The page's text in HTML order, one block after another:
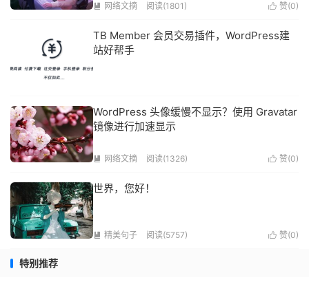
 网络文摘 阅读(1801)  赞(0)
TB Member 会员交易插件，WordPress建
站好帮手
WordPress 头像缓慢不显示？使用 Gravatar
镜像进行加速显示
 网络文摘 阅读(1326)  赞(0)
世界，您好！
 精美句子 阅读(5757)  赞(0)
特别推荐